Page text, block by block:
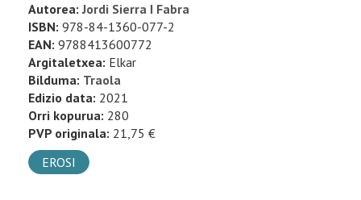
Autorea:Jordi Sierra I Fabra
ISBN: 978-84-1360-077-2
EAN: 9788413600772
Argitaletxea: Elkar
Bilduma: Traola
Edizio data: 2021
Orri kopurua: 280
PVP originala: 21,75 €
EROSI